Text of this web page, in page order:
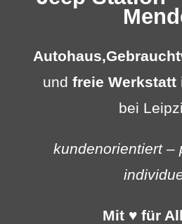
Autohaus,
und freie Werkstatt
bei
kundenorientiert –
Mit ♥ für